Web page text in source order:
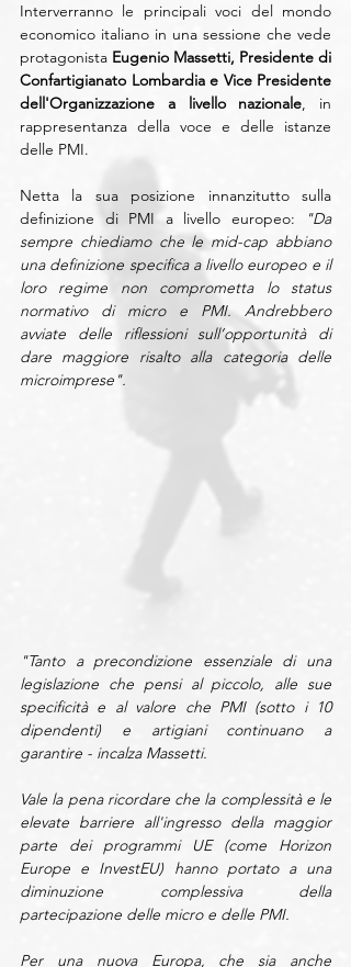
Interverranno le principali voci del mondo
economico italiano in una sessione che vede
protagonista Eugenio Massetti, Presidente di
Confartigianato Lombardia e Vice Presidente
dell'Organizzazione a livello nazionale, in
rappresentanza della voce e delle istanze
delle PMI.
Netta la sua posizione innanzitutto sulla
definizione di PMI a livello europeo:
"Da
sempre chiediamo che le mid-cap abbiano
una definizione specifica a livello europeo e il
loro regime non comprometta lo status
normativo di micro e PMI. Andrebbero
avviate delle riflessioni sull’opportunità di
dare maggiore risalto alla categoria delle
microimprese".
"Tanto a precondizione essenziale di una
legislazione che pensi al piccolo, alle sue
specificità e al valore che PMI (sotto i 10
dipendenti) e artigiani continuano a
garantire - incalza Massetti.
Vale la pena ricordare che la complessità e le
elevate barriere all'ingresso della maggior
parte dei programmi UE (come Horizon
Europe e InvestEU) hanno portato a una
diminuzione complessiva della
partecipazione delle micro e delle PMI.
Per una nuova Europa, che sia anche